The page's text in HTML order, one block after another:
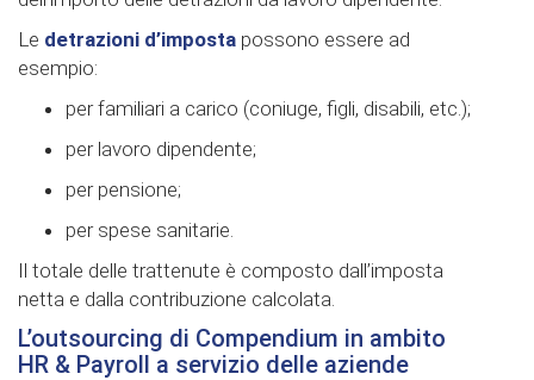
Le detrazioni d’imposta possono essere ad
esempio:
per familiari a carico (coniuge, figli, disabili, etc.);
per lavoro dipendente;
per pensione;
per spese sanitarie.
Il totale delle trattenute è composto dall’imposta
netta e dalla contribuzione calcolata.
L’outsourcing di Compendium in ambito
HR & Payroll a servizio delle aziende